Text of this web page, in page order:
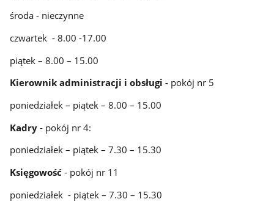
środa - nieczynne
czwartek - 8.00 -17.00
piątek – 8.00 – 15.00
Kierownik administracji i obsługi - pokój nr 5
poniedziałek – piątek – 8.00 – 15.00
Kadry - pokój nr 4:
poniedziałek – piątek – 7.30 – 15.30
Księgowość - pokój nr 11
poniedziałek - piątek – 7.30 – 15.30